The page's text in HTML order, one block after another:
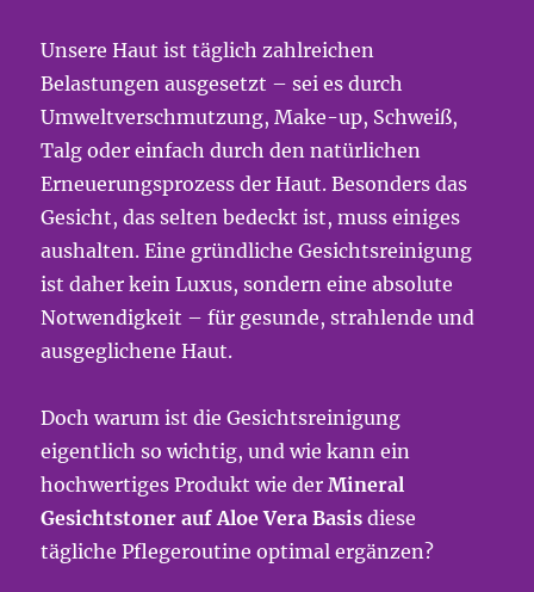
Unsere Haut ist täglich zahlreichen
Belastungen ausgesetzt – sei es durch
Umweltverschmutzung, Make-up, Schweiß,
Talg oder einfach durch den natürlichen
Erneuerungsprozess der Haut. Besonders das
Gesicht, das selten bedeckt ist, muss einiges
aushalten. Eine gründliche Gesichtsreinigung
ist daher kein Luxus, sondern eine absolute
Notwendigkeit – für gesunde, strahlende und
ausgeglichene Haut.
Doch warum ist die Gesichtsreinigung
eigentlich so wichtig, und wie kann ein
hochwertiges Produkt wie derMineral
Gesichtstoner auf Aloe Vera Basis diese
tägliche Pflegeroutine optimal ergänzen?